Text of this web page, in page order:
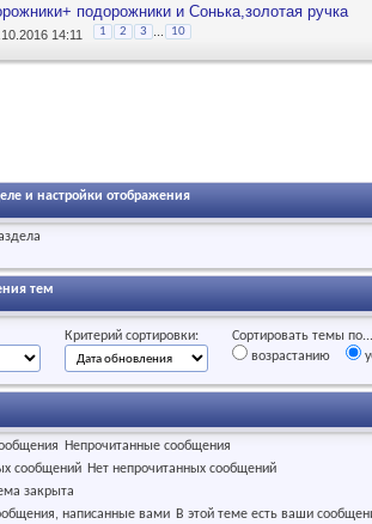
подорожники и Сонька,золотая ручка
14:11 1 2 3 10
и настройки отображения
тем
Критерий сортировки:
Сортировать темы по...
возрастанию
Непрочитанные сообщения
Нет непрочитанных сообщений
закрыта
В этой теме есть ваши